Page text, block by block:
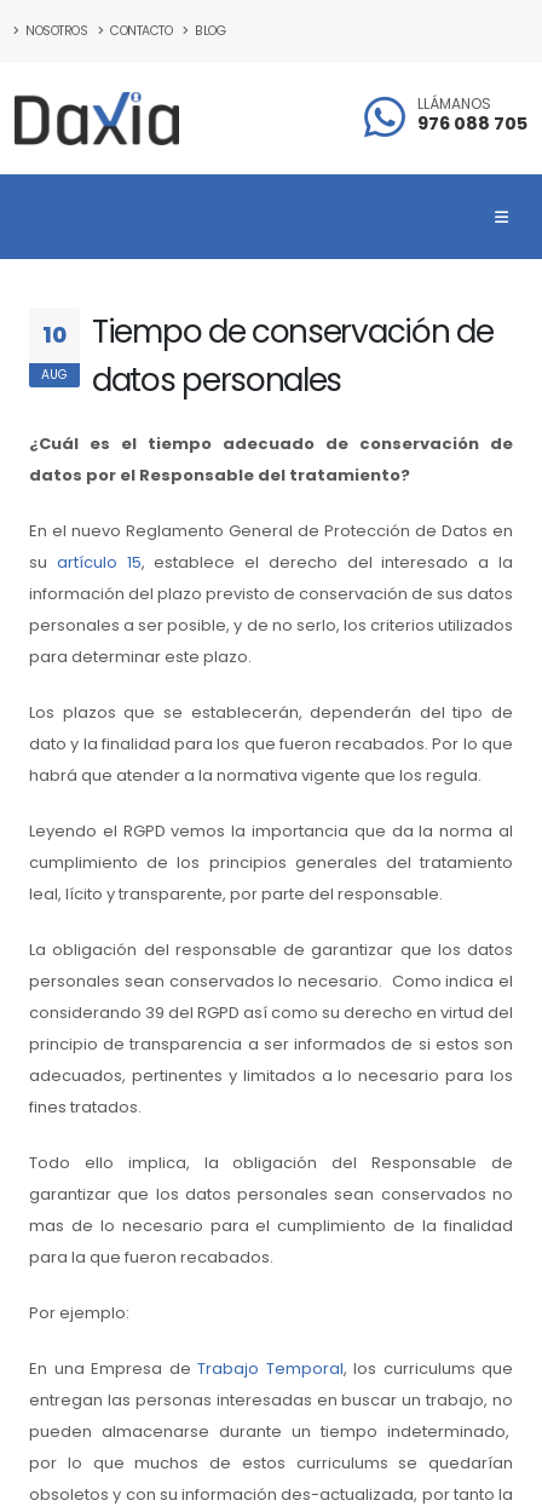
NOSOTROS CONTACTO BLOG
LLÁMANOS
976 088 705
10
AUG
Tiempo de conservación de
datos personales
¿Cuál es el tiempo adecuado de conservación de
datos por el Responsable del tratamiento?
En el nuevo Reglamento General de Protección de Datos en
su artículo 15, establece el derecho del interesado a la
información del plazo previsto de conservación de sus datos
personales a ser posible, y de no serlo, los criterios utilizados
para determinar este plazo.
Los plazos que se establecerán, dependerán del tipo de
dato y la finalidad para los que fueron recabados. Por lo que
habrá que atender a la normativa vigente que los regula.
Leyendo el RGPD vemos la importancia que da la norma al
cumplimiento de los principios generales del tratamiento
leal, lícito y transparente, por parte del responsable.
La obligación del responsable de garantizar que los datos
personales sean conservados lo necesario. Como indica el
considerando 39 del RGPD así como su derecho en virtud del
principio de transparencia a ser informados de si estos son
adecuados, pertinentes y limitados a lo necesario para los
fines tratados.
Todo ello implica, la obligación del Responsable de
garantizar que los datos personales sean conservados no
mas de lo necesario para el cumplimiento de la finalidad
para la que fueron recabados.
Por ejemplo:
En una Empresa de Trabajo Temporal, los curriculums que
entregan las personas interesadas en buscar un trabajo, no
pueden almacenarse durante un tiempo indeterminado,
por lo que muchos de estos curriculums se quedarían
obsoletos y con su información des-actualizada, por tanto la